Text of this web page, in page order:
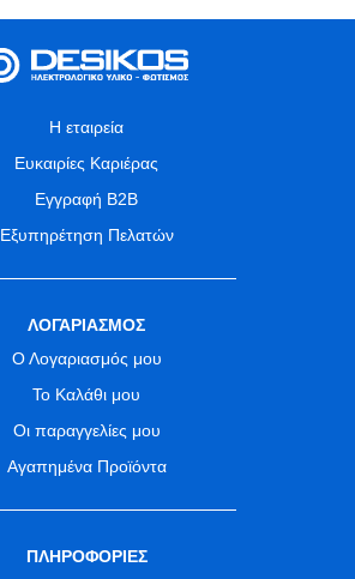
Η εταιρεία
Ευκαιρίες Καριέρας
Εγγραφή B2B
Εξυπηρέτηση Πελατών
ΛΟΓΑΡΙΑΣΜΟΣ
Ο Λογαριασμός μου
Το Καλάθι μου
Οι παραγγελίες μου
Αγαπημένα Προϊόντα
ΠΛΗΡΟΦΟΡΙΕΣ